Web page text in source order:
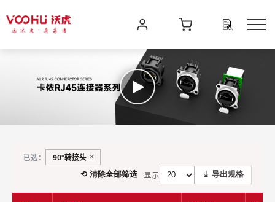
已选： 90°转接头 ✕
⟲ 清除全部筛选 显示 ⤓ 导出规格